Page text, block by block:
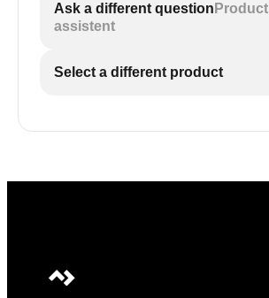
Ask a different question Product
assistent
Select a different product